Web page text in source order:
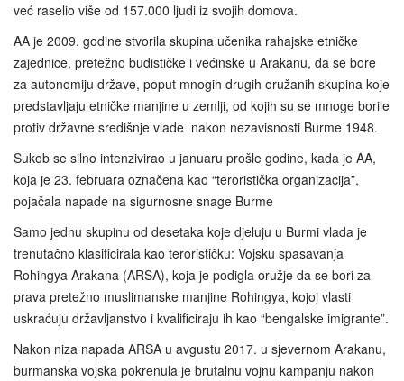
već raselio više od 157.000 ljudi iz svojih domova.
AA je 2009. godine stvorila skupina učenika rahajske etničke
zajednice, pretežno budističke i većinske u Arakanu, da se bore
za autonomiju države, poput mnogih drugih oružanih skupina koje
predstavljaju etničke manjine u zemlji, od kojih su se mnoge borile
protiv državne središnje vlade nakon nezavisnosti Burme 1948.
Sukob se silno intenzivirao u januaru prošle godine, kada je AA,
koja je 23. februara označena kao “teroristička organizacija”,
pojačala napade na sigurnosne snage Burme
Samo jednu skupinu od desetaka koje djeluju u Burmi vlada je
trenutačno klasificirala kao terorističku: Vojsku spasavanja
Rohingya Arakana (ARSA), koja je podigla oružje da se bori za
prava pretežno muslimanske manjine Rohingya, kojoj vlasti
uskraćuju državljanstvo i kvalificiraju ih kao “bengalske imigrante”.
Nakon niza napada ARSA u avgustu 2017. u sjevernom Arakanu,
burmanska vojska pokrenula je brutalnu vojnu kampanju nakon